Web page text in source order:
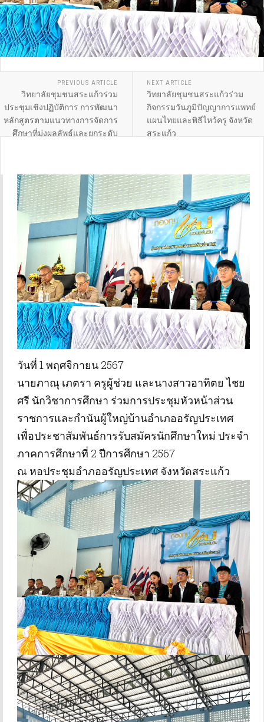
PREVIOUS ARTICLE
วิทยาลัยชุมชนสระแก้วร่วม
ประชุมเชิงปฏิบัติการ การพัฒนา
หลักสูตรตามแนวทางการจัดการ
ศึกษาที่มุ่งผลลัพธ์และยกระดับ
NEXT ARTICLE
วิทยาลัยชุมชนสระแก้วร่วม
กิจกรรมวันภูมิปัญญาการแพทย์
แผนไทยและพิธีไหว้ครู จังหวัด
สระแก้ว
วันที่ 1 พฤศจิกายน 2567
นายภาณุ เภตรา ครูผู้ช่วย และนางสาวอาทิตย ไชย
ศรี นักวิชาการศึกษา ร่วมการประชุมหัวหน้าส่วน
ราชการและกำนันผู้ใหญ่บ้านอำเภออรัญประเทศ
เพื่อประชาสัมพันธ์การรับสมัครนักศึกษาใหม่ ประจำ
ภาคการศึกษาที่ 2 ปีการศึกษา 2567
ณ หอประชุมอำภออรัญประเทศ จังหวัดสระแก้ว